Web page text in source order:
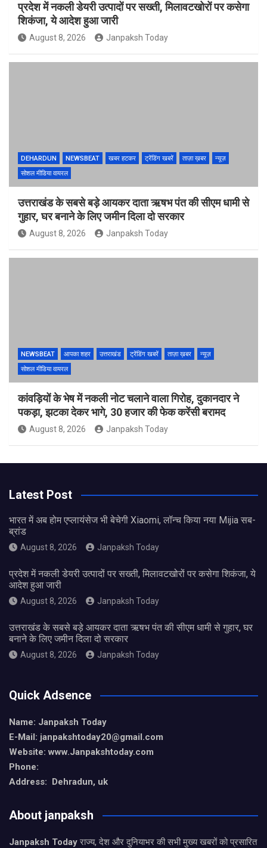
प्रदेश में नकली डेयरी उत्पादों पर सख्ती, मिलावटखोरों पर कसेगा
शिकंजा, ये आदेश हुआ जारी
August 8, 2026 Janpaksh Today
DEHARDUN NEWSBEAT खबर हटकर ट्रेंडिंग खबरें ताज़ा ख़बर
न्यूज़
सोशल मीडिया वायरल
उत्तराखंड के सबसे बड़े आयकर दाता ऋषभ पंत की सीएम धामी से
गुहार, घर बनाने के लिए जमीन दिला दो सरकार
August 8, 2026 Janpaksh Today
NEWSBEAT आपका शहर उत्तराखंड ट्रेंडिंग खबरें ताज़ा ख़बर
न्यूज़
सोशल मीडिया वायरल
कांवड़ियों के भेष में नकली नोट चलाने वाला गिरोह, दुकानदार ने
पकड़ा, झटका देकर भागे, 30 हजार की फेक करेंसी बरामद
August 8, 2026 Janpaksh Today
Latest Post
भारत में अब होम एप्लायंसेज भी बेचेगी Xiaomi, लॉन्च किया नया Mijia सब-
ब्रांड
August 8, 2026 Janpaksh Today
प्रदेश में नकली डेयरी उत्पादों पर सख्ती, मिलावटखोरों पर कसेगा शिकंजा, ये
आदेश हुआ जारी
August 8, 2026 Janpaksh Today
उत्तराखंड के सबसे बड़े आयकर दाता ऋषभ पंत की सीएम धामी से गुहार, घर
बनाने के लिए जमीन दिला दो सरकार
August 8, 2026 Janpaksh Today
Quick Adsence
Name: Janpaksh Today
E-Mail: janpakshtoday20@gmail.com
Website: www.Janpakshtoday.com
Phone:
Address: Dehradun, uk
About janpaksh
Janpaksh Todayराज्य, देश और दुनियाभर की सभी मुख्य खबरों को प्रसारित